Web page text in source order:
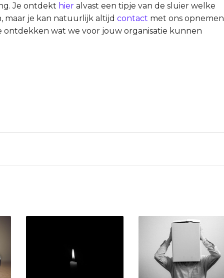
Je ontdekt hier alvast een tipje van de sluier welke
maar je kan natuurlijk altijd contact met ons opnemen
wat we voor jouw organisatie kunnen